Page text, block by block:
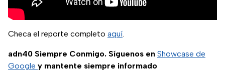
Checa el reporte completo aquí.
adn40 Siempre Conmigo. Síguenos en Showcase de
Google y mantente siempre informado